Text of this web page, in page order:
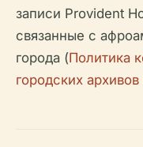
записи Provident
связанные с
города (Политика
городских